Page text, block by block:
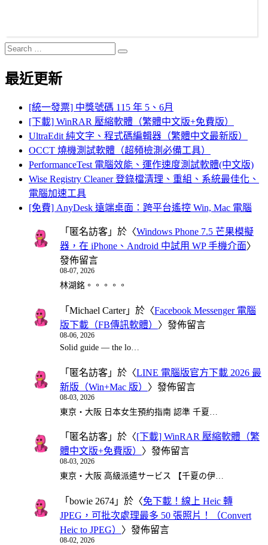
Search
for:
Search
最近更新
[統一發票] 中獎號碼 115 年 5、6月
[下載] WinRAR 壓縮軟體（繁體中文版+免費版）
UltraEdit 純文字、程式碼編輯器（繁體中文最新版）
OCCT 燒機測試軟體（超頻檢測必備工具）
PerformanceTest 電腦效能、運作速度測試軟體(中文版)
Wise Registry Cleaner 登錄檔清理、重組、系統最佳化、
電腦加速工具
[免費] AnyDesk 遠端桌面：跨平台遙控 Win, Mac 電腦
「 匿名訪客 」於〈Windows Phone 7.5 芒果模擬
器，在 iPhone、Android 中試用 WP 手機介面〉
發佈留言
08-07, 2026
林湖銘。。。。。
「 Michael Carter」於〈Facebook Messenger 電腦
版下載（FB傳訊軟體） 〉發佈留言
08-06, 2026
Solid guide — the lo…
「 匿名訪客 」於〈LINE 電腦版官方下載 2026 最
新版（Win+Mac 版） 〉發佈留言
08-03, 2026
東京・大阪 日本女生預約指南 認準 千夏…
「 匿名訪客 」於〈[下載] WinRAR 壓縮軟體（繁
體中文版+免費版） 〉發佈留言
08-03, 2026
東京・大阪 高級派遣サービス 【千夏の伊…
「 bowie 2674 」於〈免下載！線上 Heic 轉
JPEG，可批次處理最多 50 張照片！（Convert
Heic to JPEG） 〉發佈留言
08-02, 2026